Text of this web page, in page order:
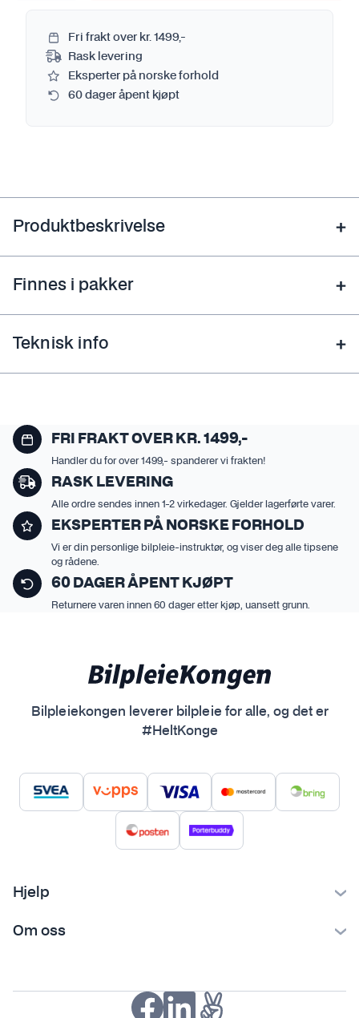
Fri frakt over kr. 1499,-
Rask levering
Eksperter på norske forhold
60 dager åpent kjøpt
Produktbeskrivelse
Finnes i pakker
Teknisk info
FRI FRAKT OVER KR. 1499,-
Handler du for over 1499,- spanderer vi frakten!
RASK LEVERING
Alle ordre sendes innen 1-2 virkedager. Gjelder lagerførte varer.
EKSPERTER PÅ NORSKE FORHOLD
Vi er din personlige bilpleie-instruktør, og viser deg alle tipsene
og rådene.
60 DAGER ÅPENT KJØPT
Returnere varen innen 60 dager etter kjøp, uansett grunn.
Bilpleiekongen leverer bilpleie for alle, og det er
#HeltKonge
Hjelp
Ofte stilte spørsmål
Om oss